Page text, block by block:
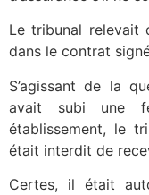
Le tribunal relevait
dans le contrat
S’agissant de la
avait subi une
établissement, le
était interdit de
Certes, il était